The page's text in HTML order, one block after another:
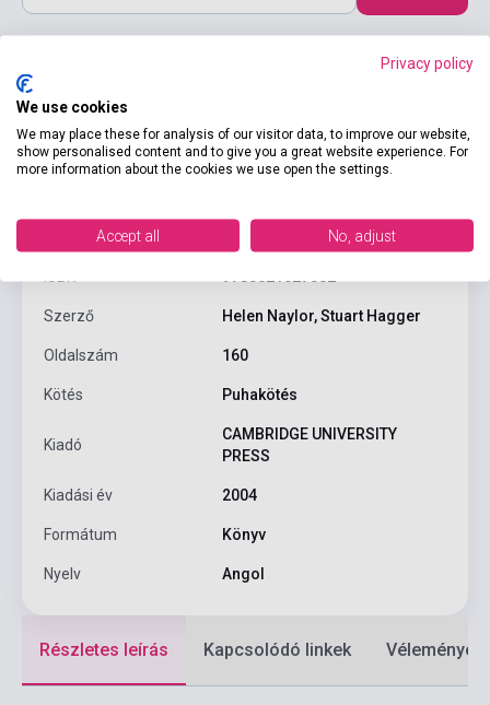
Szerző Helen Naylor, Stuart Hagger
Oldalszám 160
Kötés Puhakötés
Kiadó
CAMBRIDGE UNIVERSITY
PRESS
Kiadási év 2004
Formátum Könyv
Nyelv Angol
Részletes leírás Kapcsolódó linkek Vélemények
Privacy policy
We use cookies
We may place these for analysis of our visitor data, to improve our website,
show personalised content and to give you a great website experience. For
more information about the cookies we use open the settings.
Accept all No, adjust